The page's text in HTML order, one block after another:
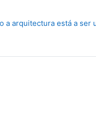
a arquitectura está a ser